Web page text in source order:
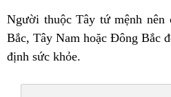
Người thuộc Tây tứ mệnh nên
Bắc, Tây Nam hoặc Đông Bắc
định sức khỏe.